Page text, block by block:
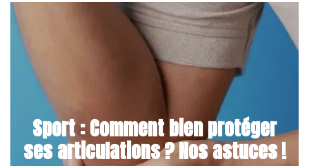
Sport : Comment bien protéger
ses articulations ? Nos astuces !